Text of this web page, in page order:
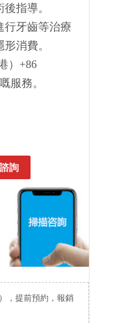
指導。
行牙齒等治療
消費。
）+86
服務。
詢
，提前預約，報銷